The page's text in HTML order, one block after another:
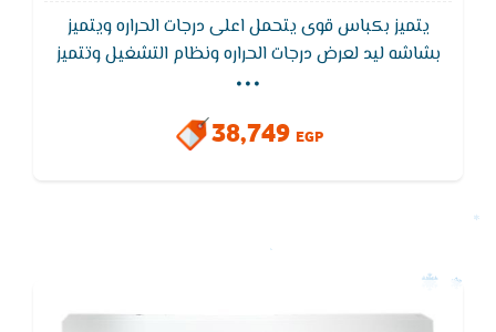
يتميز بكباس قوى يتحمل اعلى درجات الحراره ويتميز
بشاشه ليد لعرض درجات الحراره ونظام التشغيل وتتميز
تكييف فريش سمارت ايضا بفلاتر لتنقية الهواء من الاتربة
والروائح الكريهه للحفاظ على الهواء نقى وصحى,ويتميز
بضمان 5 سنوات ضد عيوب الصناعة.
...
38,749 EGP